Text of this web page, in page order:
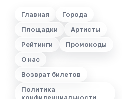
Главная
Города
Площадки
Артисты
Рейтинги
Промокоды
О нас
Возврат билетов
Политика
конфиденциальности